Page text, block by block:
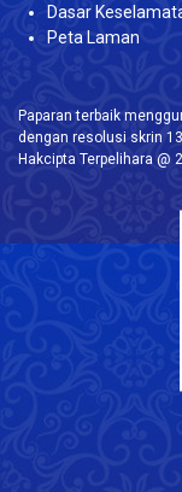
Dasar
Peta Laman
Paparan terbaik
dengan resolusi skrin
Hakcipta Terpelihara @